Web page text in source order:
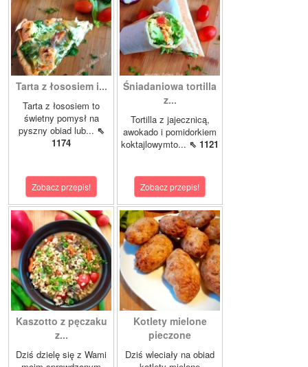
Tarta z łososiem i...
Tarta z łososiem to
świetny pomysł na
pyszny obiad lub... ⇖
1174
Zobacz przepis!
Śniadaniowa tortilla
z...
Tortilla z jajecznicą,
awokado i pomidorkiem
koktajlowymto... ⇖ 1121
Zobacz przepis!
Kaszotto z pęczaku
z...
Dziś dzielę się z Wami
Kotlety mielone
pieczone
Dziś wleciały na obiad